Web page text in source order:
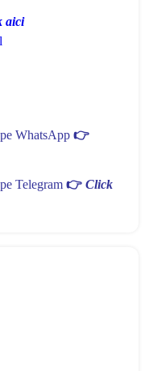
aici
WhatsApp 👉
Telegram 👉 Click